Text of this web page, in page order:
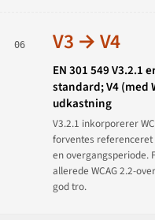
06 V3 → V4
EN 301 549
standard; V4 (med
udkastning
V3.2.1 inkorporerer
forventes
en overgangsperiode.
allerede WCAG 2.2-
god tro.